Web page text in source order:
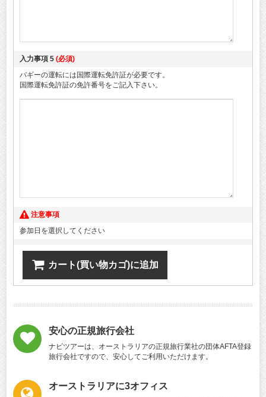
入力事項 5 (必須)
バギーの運転には国際運転免許証が必要です。
国際運転免許証の免許番号をご記入下さい。
注意事項
参加日を選択してください
カート(買い物カゴ)に追加
安心の正規旅行会社
ナビツアーは、オーストラリアの正規旅行業社の団体AFTA登録
旅行会社ですので、安心してご利用いただけます。
オーストラリアに3オフィス